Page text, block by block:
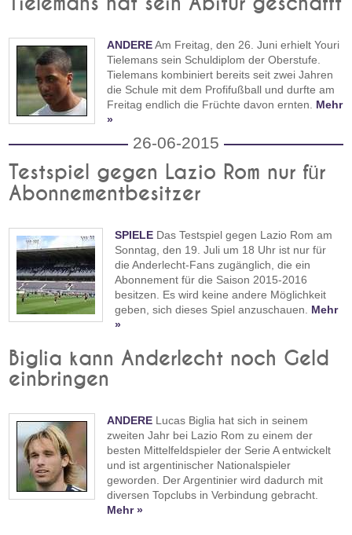
ANDEREAm Freitag, den 26. Juni erhielt Youri
Tielemans sein Schuldiplom der Oberstufe.
Tielemans kombiniert bereits seit zwei Jahren
die Schule mit dem Profifußball und durfte am
Freitag endlich die Früchte davon ernten. Mehr
»
26-06-2015
Testspiel gegen Lazio Rom nur für
Abonnementbesitzer
SPIELE Das Testspiel gegen Lazio Rom am
Sonntag, den 19. Juli um 18 Uhr ist nur für
die Anderlecht-Fans zugänglich, die ein
Abonnement für die Saison 2015-2016
besitzen. Es wird keine andere Möglichkeit
geben, sich dieses Spiel anzuschauen. Mehr
»
Biglia kann Anderlecht noch Geld
einbringen
ANDERE Lucas Biglia hat sich in seinem
zweiten Jahr bei Lazio Rom zu einem der
besten Mittelfeldspieler der Serie A entwickelt
und ist argentinischer Nationalspieler
geworden. Der Argentinier wird dadurch mit
diversen Topclubs in Verbindung gebracht.
Mehr »